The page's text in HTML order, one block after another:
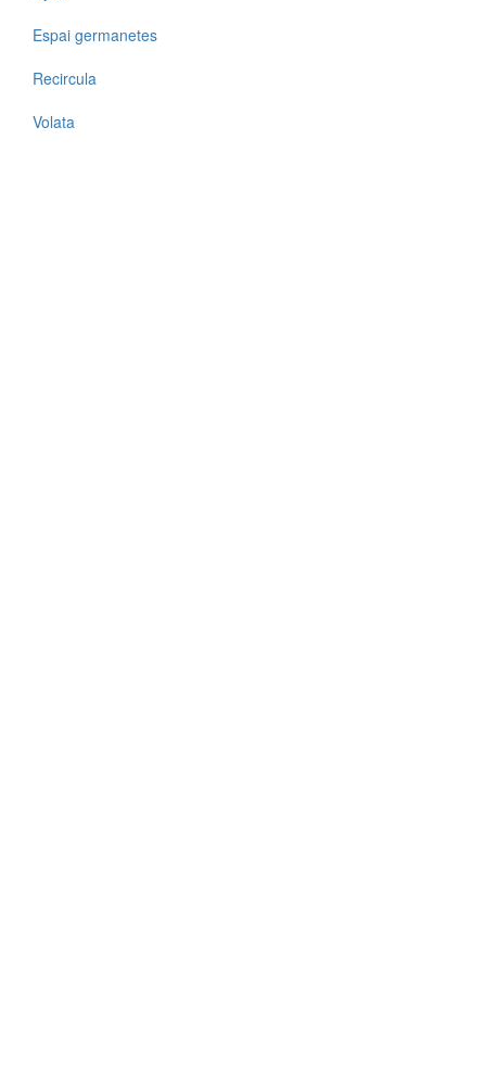
Espai germanetes
Recircula
Volata